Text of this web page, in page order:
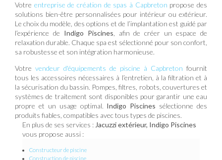
Votre entreprise de création de spas à Capbreton propose des
solutions bien-être personnalisées pour intérieur ou extérieur.
Le choix du modèle, des options et de l’implantation est guidé par
l’expérience de Indigo Piscines , afin de créer un espace de
relaxation durable. Chaque spa est sélectionné pour son confort,
sa robustesse et son intégration harmonieuse.
Votre vendeur d'équipements de piscine à Capbreton fournit
tous les accessoires nécessaires à l’entretien, à la filtration et à
la sécurisation du bassin. Pompes, filtres, robots, couvertures et
systèmes de traitement sont disponibles pour garantir une eau
propre et un usage optimal. Indigo Piscines sélectionne des
produits fiables, compatibles avec tous types de piscines.
En plus de ses services : Jacuzzi extérieur, Indigo Piscines
vous propose aussi :
Constructeur de piscine
Construction de piscine